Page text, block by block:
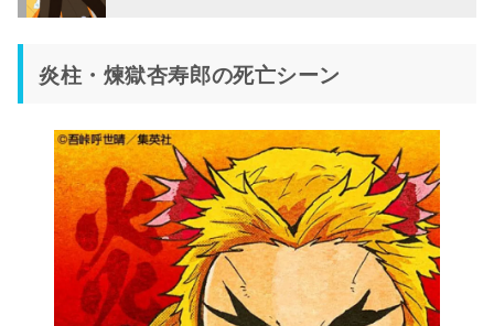
炎柱・煉獄杏寿郎の死亡シーン